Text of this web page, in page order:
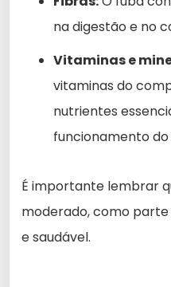
na digestão e no
Vitaminas e
vitaminas do
nutrientes
funcionamento
É importante lembrar
moderado, como
e saudável.